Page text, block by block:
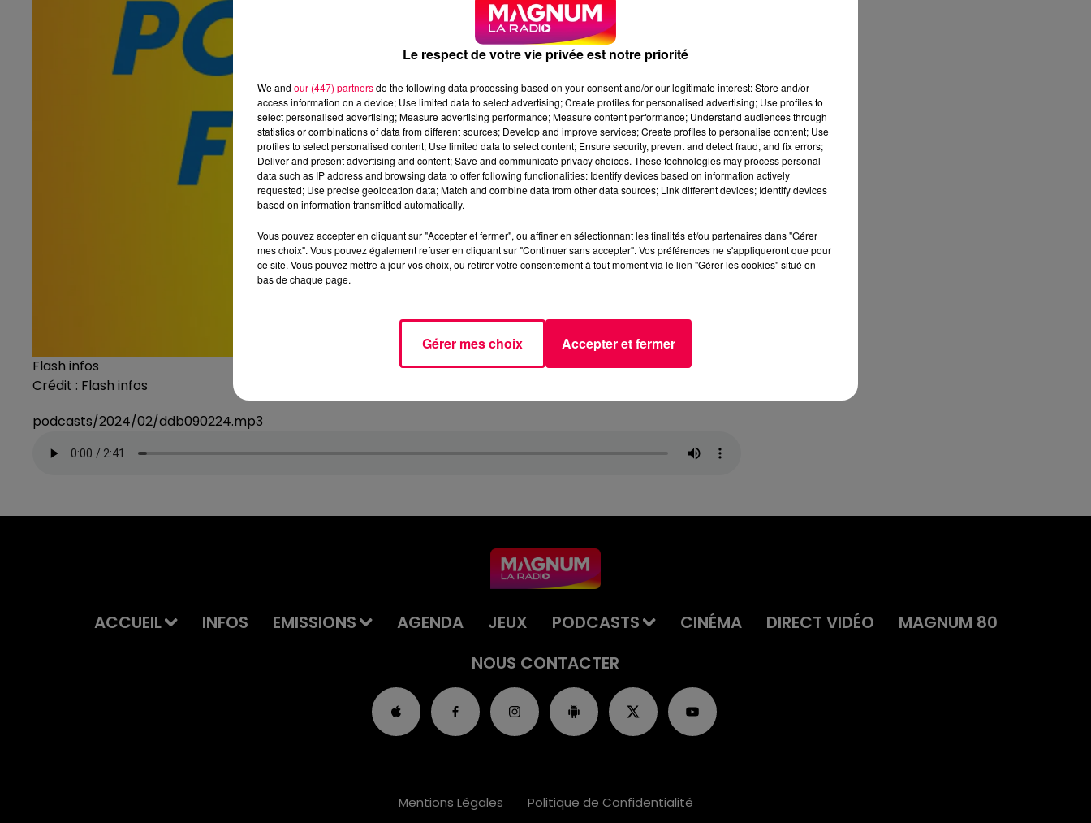
Flash infos
Crédit : Flash infos
podcasts/2024/02/ddb090224.mp3
ACCUEIL INFOS EMISSIONS AGENDA JEUX PODCASTS CINÉMA DIRECT VIDÉO
MAGNUM 80
NOUS CONTACTER
Mentions Légales Politique de Confidentialité
Le respect de votre vie privée est notre priorité
We and our (447) partnersdo the following data processing based on your consent and/or our legitimate interest: Store and/or
access information on a device; Use limited data to select advertising; Create profiles for personalised advertising; Use profiles to
select personalised advertising; Measure advertising performance; Measure content performance; Understand audiences through
statistics or combinations of data from different sources; Develop and improve services; Create profiles to personalise content; Use
profiles to select personalised content; Use limited data to select content; Ensure security, prevent and detect fraud, and fix errors;
Deliver and present advertising and content; Save and communicate privacy choices. These technologies may process personal
data such as IP address and browsing data to offer following functionalities: Identify devices based on information actively
requested; Use precise geolocation data; Match and combine data from other data sources; Link different devices; Identify devices
based on information transmitted automatically.
Vous pouvez accepter en cliquant sur "Accepter et fermer", ou affiner en sélectionnant les finalités et/ou partenaires dans "Gérer
mes choix". Vous pouvez également refuser en cliquant sur "Continuer sans accepter". Vos préférences ne s'appliqueront que pour
ce site. Vous pouvez mettre à jour vos choix, ou retirer votre consentement à tout moment via le lien "Gérer les cookies" situé en
bas de chaque page.
Gérer mes choix Accepter et fermer